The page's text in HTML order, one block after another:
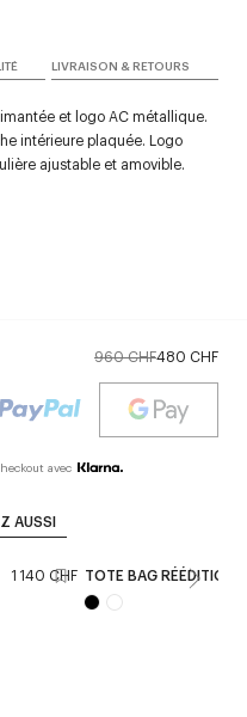
960 CHF480 CHF
avec
LIVRAISON & RETOURS
et logo AC métallique.
intérieure plaquée. Logo
ajustable et amovible.
AUSSI
1 140 CHF TOTE BAG RÉÉDITION